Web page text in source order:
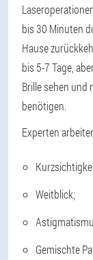
bis 30 Minuten
Hause
bis 5-7 Tage,
Brille sehen und
benötigen.
Experten
Weitblick;
Gemischte